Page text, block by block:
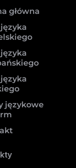
główna
językowe